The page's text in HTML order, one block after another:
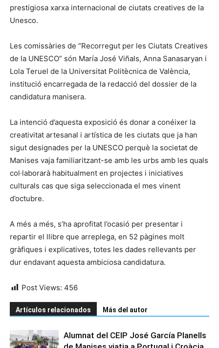
prestigiosa xarxa internacional de ciutats creatives de la
Unesco.
Les comissàries de “Recorregut per les Ciutats Creatives
de la UNESCO” són María José Viñals, Anna Sanasaryan i
Lola Teruel de la Universitat Politècnica de València,
institució encarregada de la redacció del dossier de la
candidatura manisera.
La intenció d’aquesta exposició és donar a conéixer la
creativitat artesanal i artística de les ciutats que ja han
sigut designades per la UNESCO perquè la societat de
Manises vaja familiaritzant-se amb les urbs amb les quals
col·laborarà habitualment en projectes i iniciatives
culturals cas que siga seleccionada el mes vinent
d’octubre.
A més a més, s’ha aprofitat l’ocasió per presentar i
repartir el llibre que arreplega, en 52 pàgines molt
gràfiques i explicatives, totes les dades rellevants per
dur endavant aquesta ambiciosa candidatura.
Post Views: 456
Artículos relacionados Más del autor
Alumnat del CEIP José García Planells